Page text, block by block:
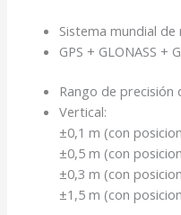
Sistema mundial
GPS + GLONASS +
Rango de precisión
Vertical:
±0,1 m (con
±0,5 m (con
±0,3 m (con
±1,5 m (con